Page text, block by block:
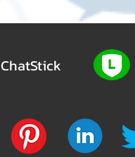
ChatStick